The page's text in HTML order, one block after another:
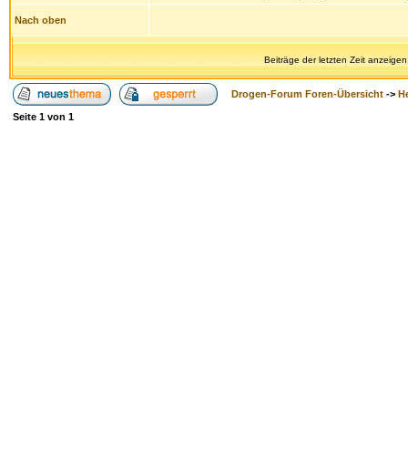
Nach oben
Beiträge der letzten Zeit
Drogen-Forum Foren-Übersicht ->
Seite 1 von 1